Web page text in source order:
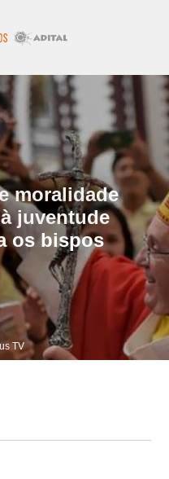
moralidade
juventude
os bispos
TV